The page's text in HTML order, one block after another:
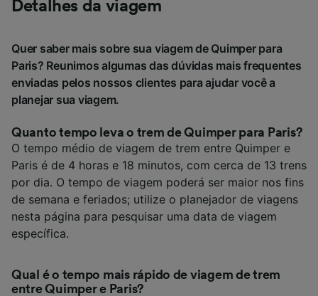
Detalhes da viagem
Quer saber mais sobre sua viagem de Quimper para
Paris? Reunimos algumas das dúvidas mais frequentes
enviadas pelos nossos clientes para ajudar você a
planejar sua viagem.
Quanto tempo leva o trem de Quimper para Paris?
O tempo médio de viagem de trem entre Quimper e
Paris é de 4 horas e 18 minutos, com cerca de 13 trens
por dia. O tempo de viagem poderá ser maior nos fins
de semana e feriados; utilize o planejador de viagens
nesta página para pesquisar uma data de viagem
específica.
Qual é o tempo mais rápido de viagem de trem
entre Quimper e Paris?